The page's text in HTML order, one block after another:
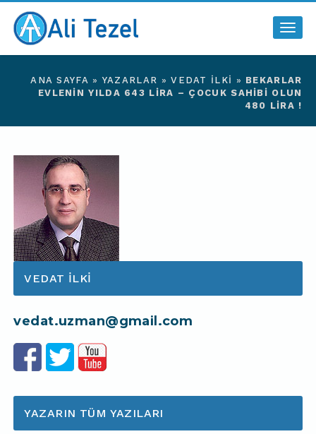
ANA SAYFA »YAZARLAR »VEDAT İLKİ » BEKARLAR
EVLENİN YILDA 643 LİRA – ÇOCUK SAHİBİ OLUN
480 LİRA !
VEDAT İLKİ
vedat.uzman@gmail.com
YAZARIN TÜM YAZILARI